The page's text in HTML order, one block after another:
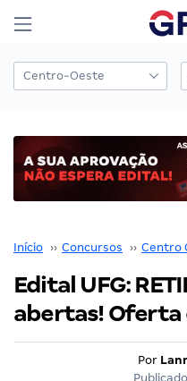
Início ›› Concursos ›› Centro
Edital UFG:
abertas! Oferta
Por